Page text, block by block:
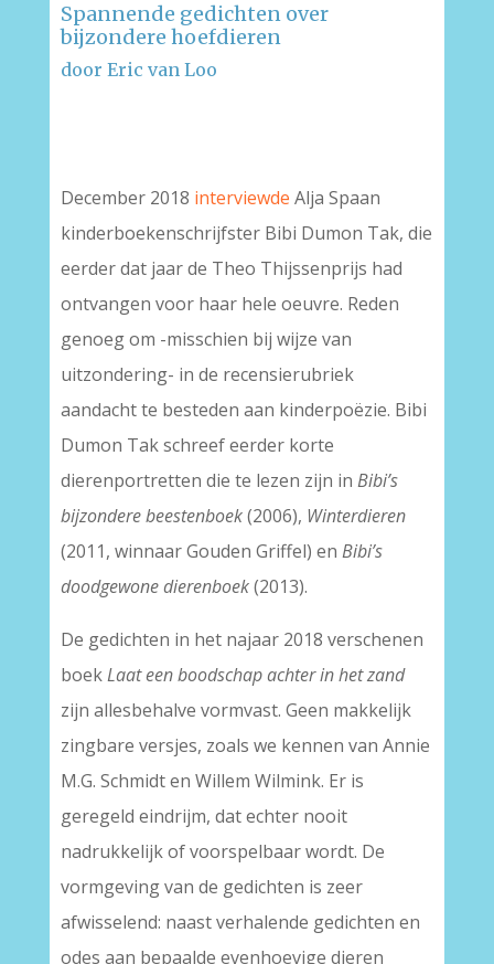
Spannende gedichten over
bijzondere hoefdieren
door Eric van Loo
December 2018 interviewde Alja Spaan
kinderboekenschrijfster Bibi Dumon Tak, die
eerder dat jaar de Theo Thijssenprijs had
ontvangen voor haar hele oeuvre. Reden
genoeg om -misschien bij wijze van
uitzondering- in de recensierubriek
aandacht te besteden aan kinderpoëzie. Bibi
Dumon Tak schreef eerder korte
dierenportretten die te lezen zijn in Bibi’s
bijzondere beestenboek(2006), Winterdieren
(2011, winnaar Gouden Griffel) en Bibi’s
doodgewone dierenboek(2013).
De gedichten in het najaar 2018 verschenen
boekLaat een boodschap achter in het zand
zijn allesbehalve vormvast. Geen makkelijk
zingbare versjes, zoals we kennen van Annie
M.G. Schmidt en Willem Wilmink. Er is
geregeld eindrijm, dat echter nooit
nadrukkelijk of voorspelbaar wordt. De
vormgeving van de gedichten is zeer
afwisselend: naast verhalende gedichten en
odes aan bepaalde evenhoevige dieren